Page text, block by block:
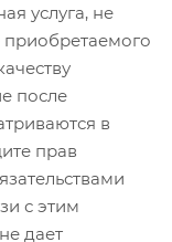
услуга, не
после
в
прав
с этим
дает